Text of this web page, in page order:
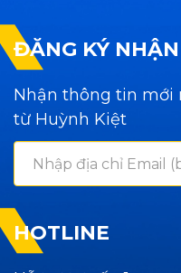
ĐĂNG KÝ
Nhận thông tin mới
từ Huỳnh Kiệt
HOTLINE